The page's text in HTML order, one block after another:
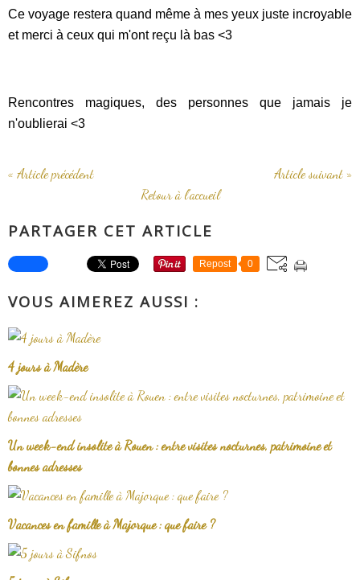
Ce voyage restera quand même à mes yeux juste incroyable
et merci à ceux qui m'ont reçu là bas <3
Rencontres magiques, des personnes que jamais je
n'oublierai <3
« Article précédent
Article suivant »
Retour à l'accueil
PARTAGER CET ARTICLE
Repost 0
VOUS AIMEREZ AUSSI :
4 jours à Madère
Un week-end insolite à Rouen : entre visites nocturnes, patrimoine et
bonnes adresses
Vacances en famille à Majorque : que faire ?